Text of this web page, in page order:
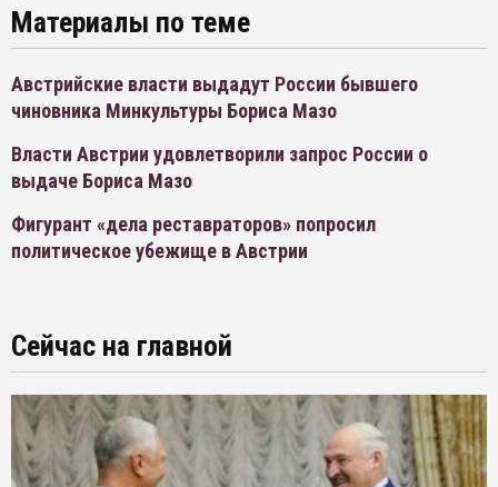
Материалы по теме
Австрийские власти выдадут России бывшего
чиновника Минкультуры Бориса Мазо
Власти Австрии удовлетворили запрос России о
выдаче Бориса Мазо
Фигурант «дела реставраторов» попросил
политическое убежище в Австрии
Сейчас на главной